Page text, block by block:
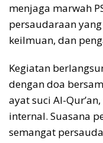
menjaga marwah
persaudaraan
keilmuan, dan
Kegiatan
dengan doa
ayat suci Al-
internal. Suasana
semangat